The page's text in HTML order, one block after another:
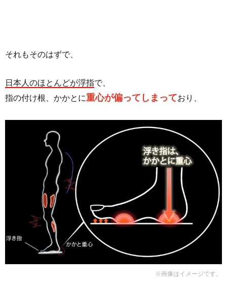
それもそのはずで、
日本人のほとんどが浮指で、
指の付け根、かかとに重心が偏ってしまっており、
※画像はイメージです。